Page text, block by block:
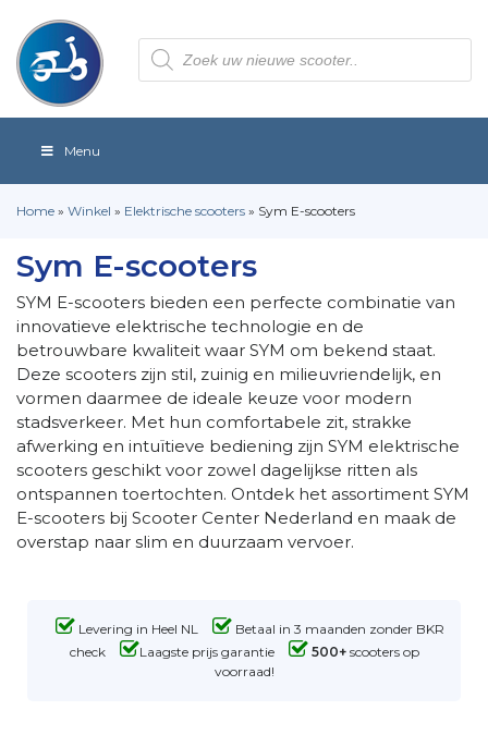
Producten
zoeken
Menu
Home » Winkel » Elektrische scooters » Sym E-scooters
Sym E-scooters
SYM E-scooters bieden een perfecte combinatie van
innovatieve elektrische technologie en de
betrouwbare kwaliteit waar SYM om bekend staat.
Deze scooters zijn stil, zuinig en milieuvriendelijk, en
vormen daarmee de ideale keuze voor modern
stadsverkeer. Met hun comfortabele zit, strakke
afwerking en intuïtieve bediening zijn SYM elektrische
scooters geschikt voor zowel dagelijkse ritten als
ontspannen toertochten. Ontdek het assortiment SYM
E-scooters bij Scooter Center Nederland en maak de
overstap naar slim en duurzaam vervoer.
Levering in Heel NL
Betaal in 3 maanden zonder BKR
check
Laagste prijs garantie 500+scooters op
voorraad!